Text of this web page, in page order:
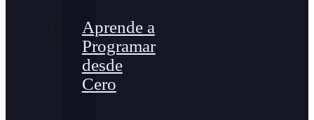
Aprende a
Programar
desde
Cero